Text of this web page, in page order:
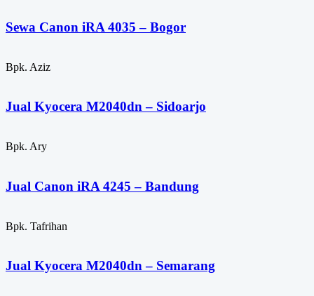
Sewa Canon iRA 4035 – Bogor
Bpk. Aziz
Jual Kyocera M2040dn – Sidoarjo
Bpk. Ary
Jual Canon iRA 4245 – Bandung
Bpk. Tafrihan
Jual Kyocera M2040dn – Semarang